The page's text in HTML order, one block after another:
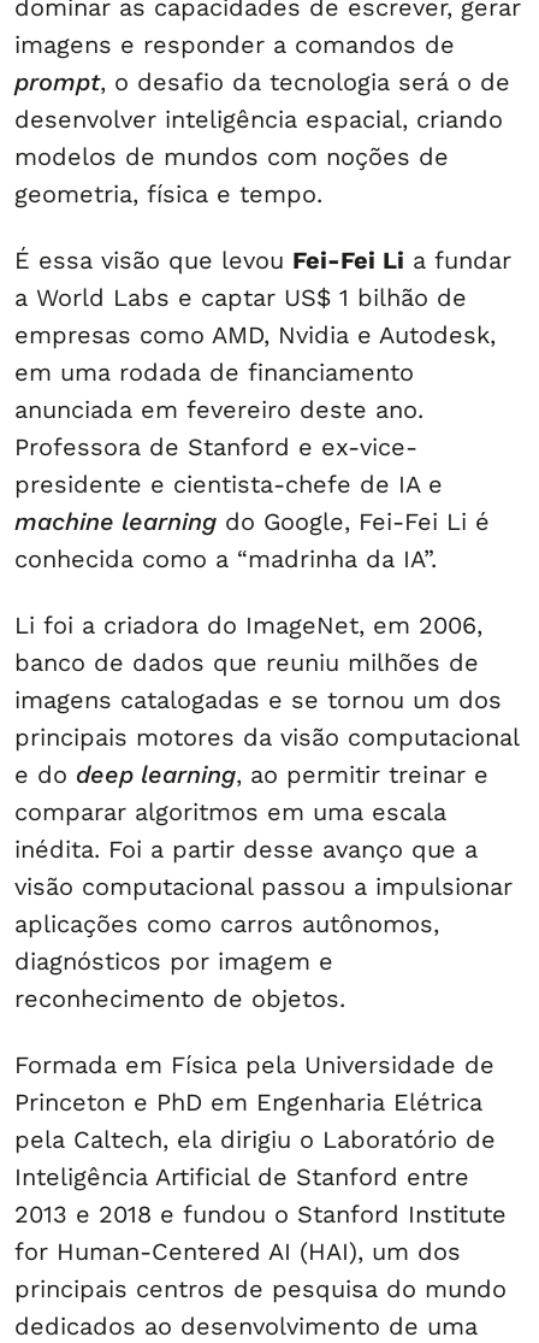
dominar as capacidades de escrever, gerar
imagens e responder a comandos de
prompt, o desafio da tecnologia será o de
desenvolver inteligência espacial, criando
modelos de mundos com noções de
geometria, física e tempo.
É essa visão que levou Fei-Fei Li a fundar
a World Labs e captar US$ 1 bilhão de
empresas como AMD, Nvidia e Autodesk,
em uma rodada de financiamento
anunciada em fevereiro deste ano.
Professora de Stanford e ex-vice-
presidente e cientista-chefe de IA e
machine learning do Google, Fei-Fei Li é
conhecida como a “madrinha da IA”.
Li foi a criadora do ImageNet, em 2006,
banco de dados que reuniu milhões de
imagens catalogadas e se tornou um dos
principais motores da visão computacional
e do deep learning, ao permitir treinar e
comparar algoritmos em uma escala
inédita. Foi a partir desse avanço que a
visão computacional passou a impulsionar
aplicações como carros autônomos,
diagnósticos por imagem e
reconhecimento de objetos.
Formada em Física pela Universidade de
Princeton e PhD em Engenharia Elétrica
pela Caltech, ela dirigiu o Laboratório de
Inteligência Artificial de Stanford entre
2013 e 2018 e fundou o Stanford Institute
for Human-Centered AI (HAI), um dos
principais centros de pesquisa do mundo
dedicados ao desenvolvimento de uma